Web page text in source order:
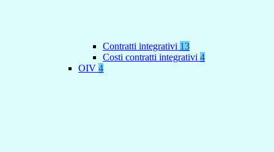
Contratti integrativi 13
Costi contratti integrativi 4
OIV 4